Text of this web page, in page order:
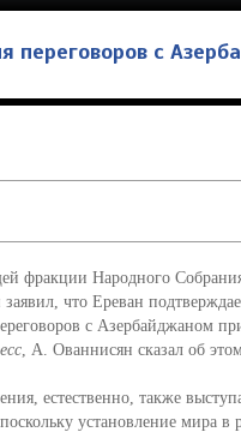
переговоров с
фракции Народного
что Ереван
с Азербайджаном
, А. Ованнисян сказал об
естественно, также
установление мира в